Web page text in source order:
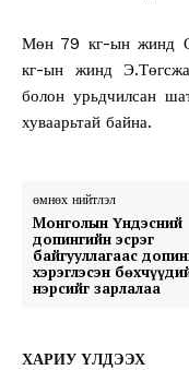
Мөн 79 кг-ын жинд
кг-ын жинд
болон урьдчилсан
хуваарьтай байна.
өмнөх нийтлэл
Монголын Үндэсний
допингийн эсрэг
байгууллагаас
хэрэглэсэн
нэрсийг зарлалаа
ХАРИУ ҮЛДЭЭХ